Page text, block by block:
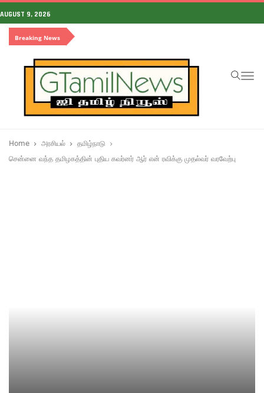
AUGUST 9, 2026
Breaking News
Home அரசியல்
தமிழ்நாடு
சென்னை வந்த தமிழகத்தின் புதிய கவர்னர் ஆர் என் ரவிக்கு முதல்வர் வரவேற்பு